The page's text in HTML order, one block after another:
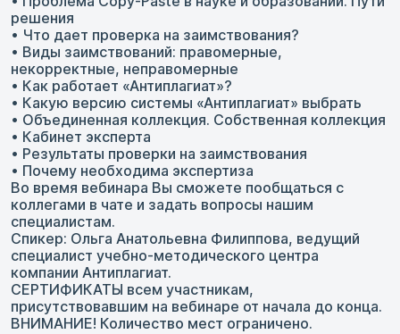
решения
• Что дает проверка на заимствования?
• Виды заимствований: правомерные,
некорректные, неправомерные
• Как работает «Антиплагиат»?
• Какую версию системы «Антиплагиат» выбрать
• Объединенная коллекция. Собственная коллекция
• Кабинет эксперта
• Результаты проверки на заимствования
• Почему необходима экспертиза
Во время вебинара Вы сможете пообщаться с
коллегами в чате и задать вопросы нашим
специалистам.
Спикер: Ольга Анатольевна Филиппова, ведущий
специалист учебно-методического центра
компании Антиплагиат.
СЕРТИФИКАТЫ всем участникам,
присутствовавшим на вебинаре от начала до конца.
ВНИМАНИЕ! Количество мест ограничено.